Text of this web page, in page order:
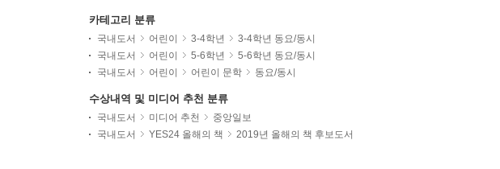
카테고리 분류
국내도서 어린이 3-4학년
3-4학년 동요/동시
국내도서
어린이 5-6학년
5-6학년 동요/동시
국내도서
어린이 어린이 문학 동요/동시
수상내역 및 미디어 추천 분류
국내도서 미디어 추천
중앙일보
국내도서
YES24 올해의 책 2019년 올해의 책 후보도서